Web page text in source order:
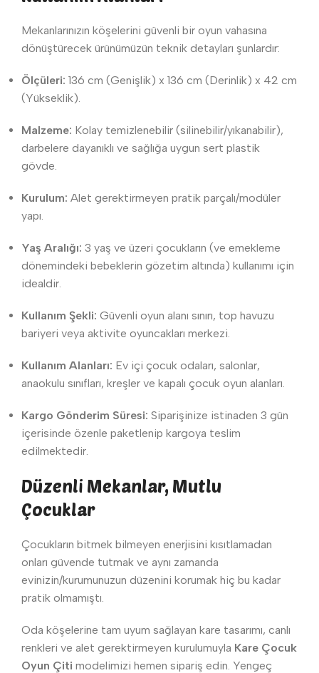
Mekanlarınızın köşelerini güvenli bir oyun vahasına
dönüştürecek ürünümüzün teknik detayları şunlardır:
Ölçüleri: 136 cm (Genişlik) x 136 cm (Derinlik) x 42 cm
(Yükseklik).
Malzeme: Kolay temizlenebilir (silinebilir/yıkanabilir),
darbelere dayanıklı ve sağlığa uygun sert plastik
gövde.
Kurulum: Alet gerektirmeyen pratik parçalı/modüler
yapı.
Yaş Aralığı: 3 yaş ve üzeri çocukların (ve emekleme
dönemindeki bebeklerin gözetim altında) kullanımı için
idealdir.
Kullanım Şekli: Güvenli oyun alanı sınırı, top havuzu
bariyeri veya aktivite oyuncakları merkezi.
Kullanım Alanları: Ev içi çocuk odaları, salonlar,
anaokulu sınıfları, kreşler ve kapalı çocuk oyun alanları.
Kargo Gönderim Süresi: Siparişinize istinaden 3 gün
içerisinde özenle paketlenip kargoya teslim
edilmektedir.
Düzenli Mekanlar, Mutlu
Çocuklar
Çocukların bitmek bilmeyen enerjisini kısıtlamadan
onları güvende tutmak ve aynı zamanda
evinizin/kurumunuzun düzenini korumak hiç bu kadar
pratik olmamıştı.
Oda köşelerine tam uyum sağlayan kare tasarımı, canlı
renkleri ve alet gerektirmeyen kurulumuyla Kare Çocuk
Oyun Çiti modelimizi hemen sipariş edin. Yengeç